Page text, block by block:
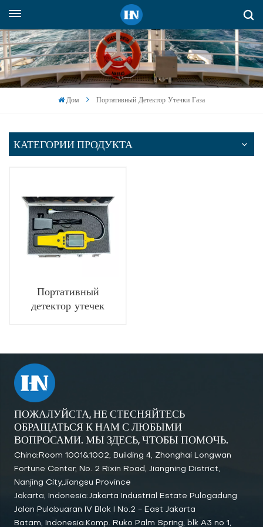
Русский
English
русский
Indonesia
Дом Портативный Детектор Утечки Газа
КАТЕГОРИИ ПРОДУКТА
Портативный
детектор утечек
ПОЖАЛУЙСТА, НЕ СТЕСНЯЙТЕСЬ
ОБРАЩАТЬСЯ К НАМ С ЛЮБЫМИ
ВОПРОСАМИ. МЫ ЗДЕСЬ, ЧТОБЫ ПОМОЧЬ.
China:Room 1001&1002, Building 4, Zhonghai Longwan
Fortune Center, No. 2 Rixin Road, Jiangning District,
Nanjing City,Jiangsu Province
Jakarta, Indonesia:Jakarta Industrial Estate Pulogadung
Jalan Pulobuaran IV Blok I No.2 - East Jakarta
Batam, Indonesia:Komp. Ruko Palm Spring, blk A3 no 1,